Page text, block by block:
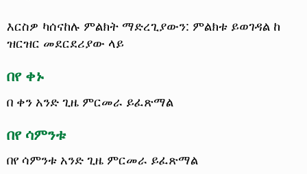
እርስዎ ካሰናከሉ ምልክት ማድረጊያውን: ምልክቱ ይወገዳል ከ
ዝርዝር መደርደሪያው ላይ
በየ ቀኑ
በ ቀን አንድ ጊዜ ምርመራ ይፈጽማል
በየ ሳምንቱ
በየ ሳምንቱ አንድ ጊዜ ምርመራ ይፈጽማል